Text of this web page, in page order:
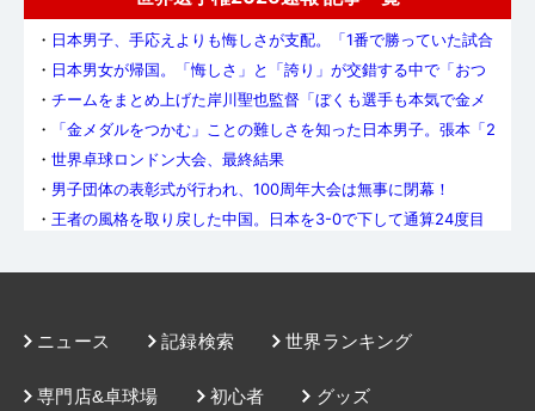
・ 日本男子、手応えよりも悔しさが支配。「1番で勝っていた試合
・ 日本男女が帰国。「悔しさ」と「誇り」が交錯する中で「おつ
・ チームをまとめ上げた岸川聖也監督「ぼくも選手も本気で金メ
・
「金メダルをつかむ」ことの難しさを知った日本男子。張本「2
・ 世界卓球ロンドン大会、最終結果
・ 男子団体の表彰式が行われ、100周年大会は無事に閉幕！
・ 王者の風格を取り戻した中国。日本を3-0で下して通算24度目
・全力で声を出す馬龍や許昕、ジャージを脱いた王皓監督。総力
・ タイペイ戦で効いた張本の先制パンチ「エース対決で勝てて、
良いスタートが切れた」岸川監督
を制した王国が12連覇に挑む
・日本男子、チャイニーズタイペイを圧倒。4大会ぶりの決勝へ!!
ニュース 記録検索 世界ランキング
グッズ
専門店&卓球場 初心者